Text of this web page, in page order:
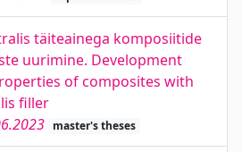
täiteainega komposiitide
uurimine. Development
of composites with
filler
master's theses